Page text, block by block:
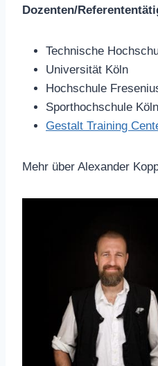
Dozenten/
Technische
Universität Köln
Hochschule
Sporthochschule Köln
Gestalt Training
Mehr über Alexander